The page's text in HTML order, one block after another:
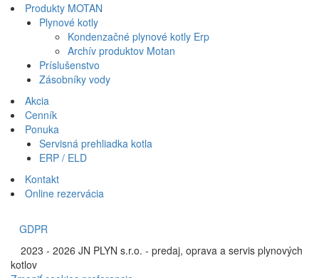
Produkty MOTAN
Plynové kotly
Kondenzačné plynové kotly Erp
Archív produktov Motan
Príslušenstvo
Zásobníky vody
Akcia
Cenník
Ponuka
Servisná prehliadka kotla
ERP / ELD
Kontakt
Online rezervácia
GDPR
2023 - 2026 JN PLYN s.r.o. - predaj, oprava a servis plynových
kotlov